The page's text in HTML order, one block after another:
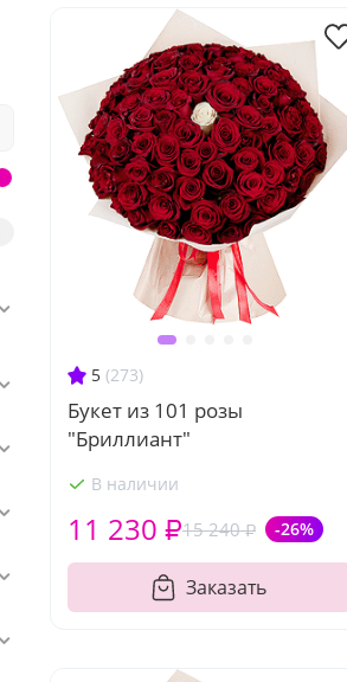
5 (273)
Букет из 101 розы
"Бриллиант"
В наличии
15 240 ₽ -26%
11 230 ₽
Заказать